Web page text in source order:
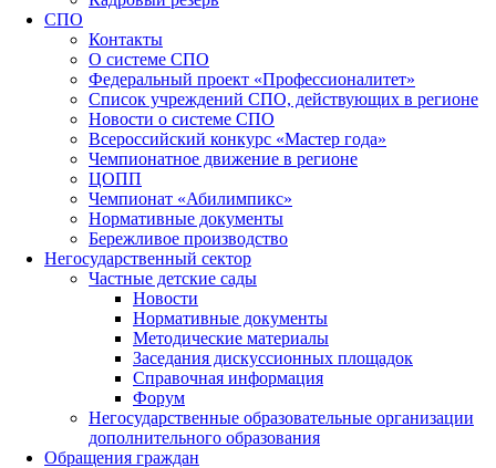
СПО
Контакты
О системе СПО
Федеральный проект «Профессионалитет»
Список учреждений СПО, действующих в регионе
Новости о системе СПО
Всероссийский конкурс «Мастер года»
Чемпионатное движение в регионе
ЦОПП
Чемпионат «Абилимпикс»
Нормативные документы
Бережливое производство
Негосударственный сектор
Частные детские сады
Новости
Нормативные документы
Методические материалы
Заседания дискуссионных площадок
Справочная информация
Форум
Негосударственные образовательные организации
дополнительного образования
Обращения граждан